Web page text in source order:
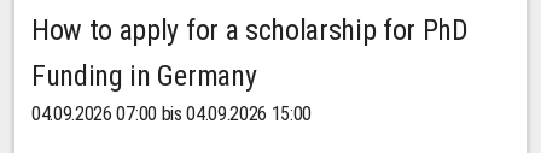
How to apply for a scholarship for PhD
Funding in Germany
04.09.2026 07:00 bis 04.09.2026 15:00